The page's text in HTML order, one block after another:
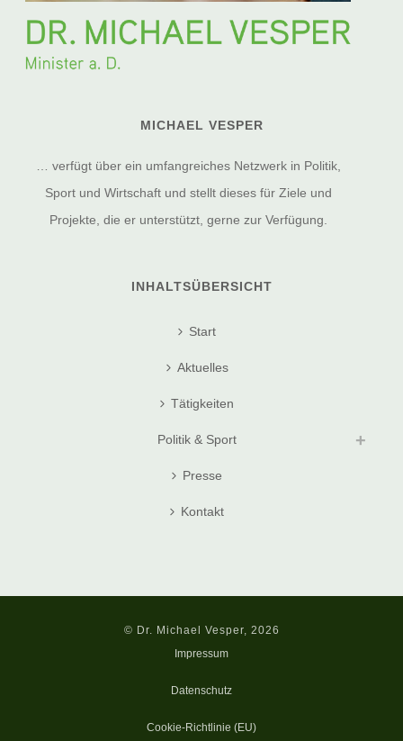
MICHAEL VESPER
… verfügt über ein umfangreiches Netzwerk in Politik,
Sport und Wirtschaft und stellt dieses für Ziele und
Projekte, die er unterstützt, gerne zur Verfügung.
INHALTSÜBERSICHT
Start
Aktuelles
Tätigkeiten
Politik & Sport
Presse
Kontakt
© Dr. Michael Vesper, 2026
Impressum
Datenschutz
Cookie-Richtlinie (EU)